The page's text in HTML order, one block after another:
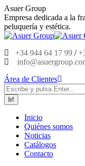
Saltar
al
contenido
Asuer Group
Empresa dedicada a la
peluquería y estética.
+34 944 64 17 99 /
Área de Clientes
Buscar:
Inicio
Quiénes somos
Noticias
Catálogos
Contacto